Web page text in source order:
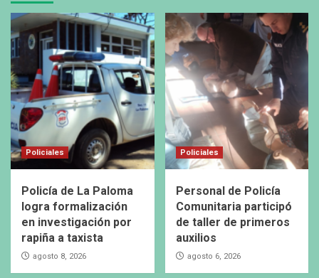
Policiales
Policía de La Paloma
logra formalización
en investigación por
rapiña a taxista
agosto 8, 2026
Policiales
Personal de Policía
Comunitaria participó
de taller de primeros
auxilios
agosto 6, 2026